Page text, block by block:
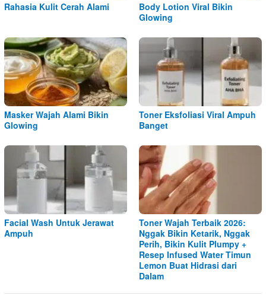
Rahasia Kulit Cerah Alami
Body Lotion Viral Bikin
Glowing
Masker Wajah Alami Bikin
Glowing
Toner Eksfoliasi Viral Ampuh
Banget
Facial Wash Untuk Jerawat
Ampuh
Toner Wajah Terbaik 2026:
Nggak Bikin Ketarik, Nggak
Perih, Bikin Kulit Plumpy +
Resep Infused Water Timun
Lemon Buat Hidrasi dari
Dalam